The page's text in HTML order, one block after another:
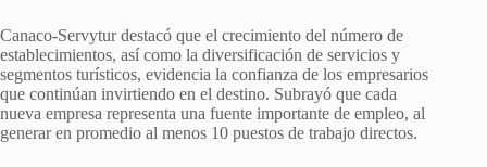
Canaco-Servytur destacó que el crecimiento del número de
establecimientos, así como la diversificación de servicios y
segmentos turísticos, evidencia la confianza de los empresarios
que continúan invirtiendo en el destino. Subrayó que cada
nueva empresa representa una fuente importante de empleo, al
generar en promedio al menos 10 puestos de trabajo directos.